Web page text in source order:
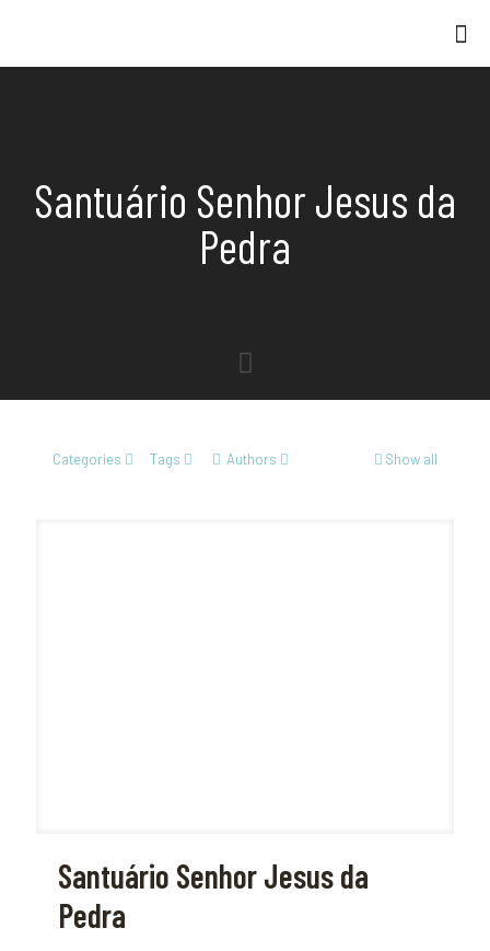
Santuário Senhor Jesus da
Pedra
Categories Tags Authors Show all
Santuário Senhor Jesus da
Pedra